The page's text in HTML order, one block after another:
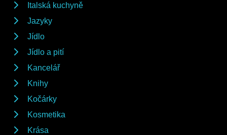
Italská kuchyně
Jazyky
Jídlo
Jídlo a pití
Kancelář
Knihy
Kočárky
Kosmetika
Krása